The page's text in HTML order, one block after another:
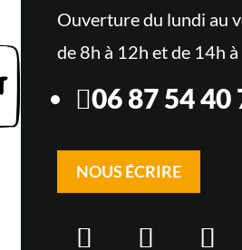
Ouverture du lundi au
de 8h à 12h et de 14h
06 87 54 40
NOUS ÉCRIRE